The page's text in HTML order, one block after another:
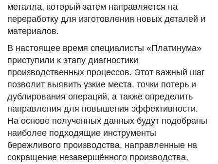
металла, который затем направляется на
переработку для изготовления новых деталей и
материалов.
В настоящее время специалисты «Платинума»
приступили к этапу диагностики
производственных процессов. Этот важный шаг
позволит выявить узкие места, точки потерь и
дублирования операций, а также определить
направления для повышения эффективности.
На основе полученных данных будут подобраны
наиболее подходящие инструменты
бережливого производства, направленные на
сокращение незавершённого производства,